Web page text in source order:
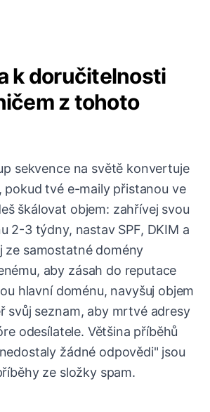
k doručitelnosti
z tohoto
sekvence na světě konvertuje
pokud tvé e-maily přistanou ve
škálovat objem: zahřívej svou
2-3 týdny, nastav SPF, DKIM a
ze samostatné domény
aby zásah do reputace
hlavní doménu, navyšuj objem
svůj seznam, aby mrtvé adresy
odesílatele. Většina příběhů
žádné odpovědi" jsou
ze složky spam.